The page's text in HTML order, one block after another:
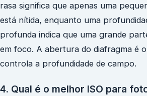
rasa significa que apenas uma
está nítida, enquanto uma
profunda indica que uma grande
em foco. A abertura do diafragma é
controla a profundidade de campo.
4. Qual é o melhor ISO para